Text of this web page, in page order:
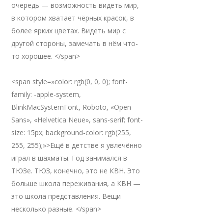
очередь — возможность видеть мир,
в котором хватает чёрных красок, в
более ярких цветах. Видеть мир с
другой стороны, замечать в нём что-
то хорошее. </span>
<span style=»color: rgb(0, 0, 0); font-
family: -apple-system,
BlinkMacSystemFont, Roboto, «Open
Sans», «Helvetica Neue», sans-serif; font-
size: 15px; background-color: rgb(255,
255, 255);»>Ещё в детстве я увлечённо
играл в шахматы. Год занимался в
ТЮЗе. ТЮЗ, конечно, это не КВН. Это
больше школа переживания, а КВН —
это школа представления. Вещи
несколько разные. </span>